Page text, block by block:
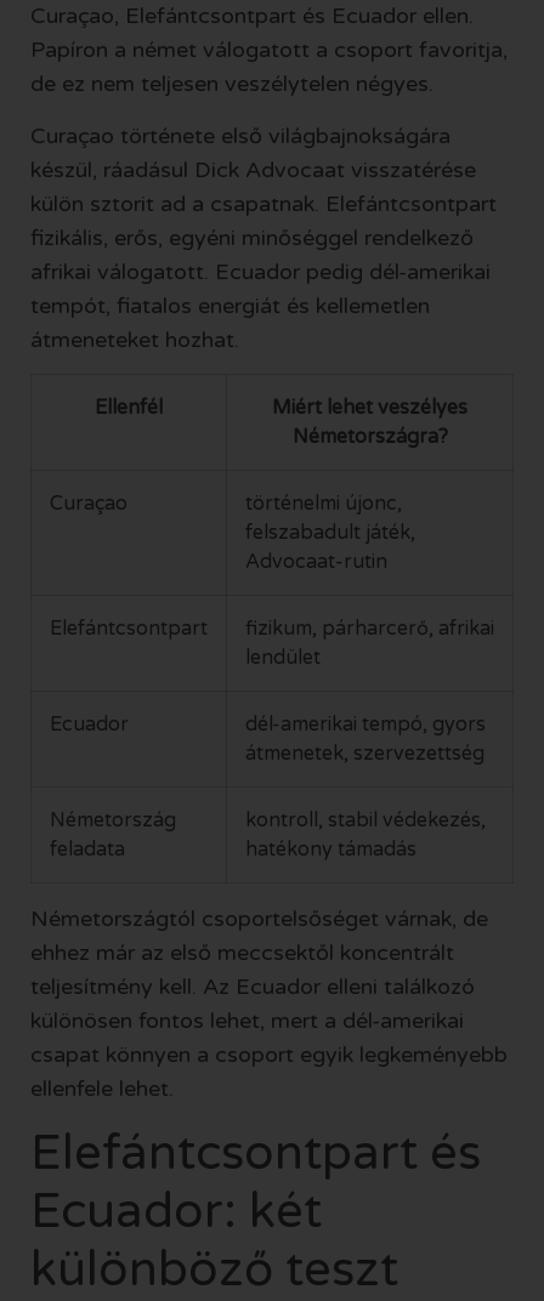
Curaçao, Elefántcsontpart és Ecuador ellen.
Papíron a német válogatott a csoport favoritja,
de ez nem teljesen veszélytelen négyes.
Curaçao története első világbajnokságára
készül, ráadásul Dick Advocaat visszatérése
külön sztorit ad a csapatnak. Elefántcsontpart
fizikális, erős, egyéni minőséggel rendelkező
afrikai válogatott. Ecuador pedig dél-amerikai
tempót, fiatalos energiát és kellemetlen
átmeneteket hozhat.
Ellenfél
Miért lehet veszélyes
Németországra?
Curaçao
történelmi újonc,
felszabadult játék,
Advocaat-rutin
Elefántcsontpart
fizikum, párharcerő, afrikai
lendület
Ecuador
dél-amerikai tempó, gyors
átmenetek, szervezettség
Németország
feladata
kontroll, stabil védekezés,
hatékony támadás
Németországtól csoportelsőséget várnak, de
ehhez már az első meccsektől koncentrált
teljesítmény kell. Az Ecuador elleni találkozó
különösen fontos lehet, mert a dél-amerikai
csapat könnyen a csoport egyik legkeményebb
ellenfele lehet.
Elefántcsontpart és
Ecuador: két
különböző teszt